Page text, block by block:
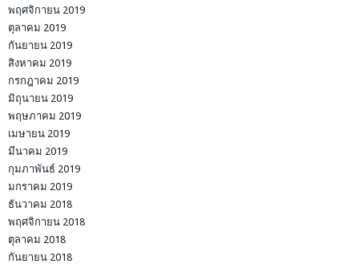
พฤศจิกายน 2019
ตุลาคม 2019
กันยายน 2019
สิงหาคม 2019
กรกฎาคม 2019
มิถุนายน 2019
พฤษภาคม 2019
เมษายน 2019
มีนาคม 2019
กุมภาพันธ์ 2019
มกราคม 2019
ธันวาคม 2018
พฤศจิกายน 2018
ตุลาคม 2018
กันยายน 2018